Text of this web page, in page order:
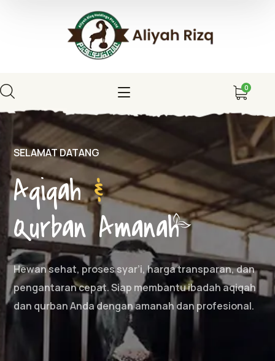
0
SELAMAT DATANG
Aqiqah&
Qurban Amanah
Hewan sehat, proses syar’i, harga transparan, dan
pengantaran cepat. Siap membantu ibadah aqiqah
dan qurban Anda dengan amanah dan profesional.